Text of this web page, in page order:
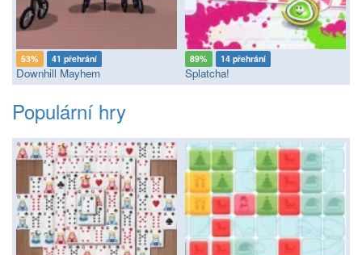
53% 41 přehrání
Downhill Mayhem
89% 14 přehrání
Splatcha!
Populární hry